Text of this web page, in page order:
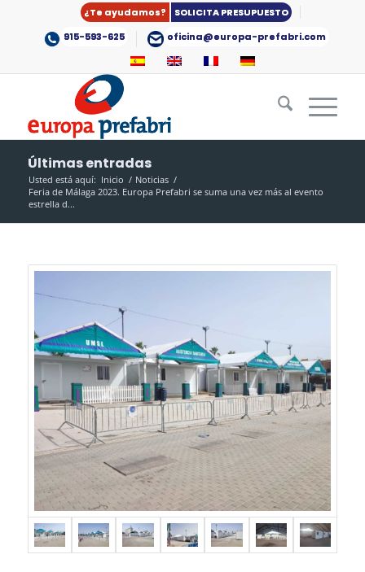
¿Te ayudamos?
SOLICITA PRESUPUESTO
915-593-625
oficina@europa-prefabri.com
Últimas entradas
Usted está aquí: Inicio / Noticias /
Feria de Málaga 2023. Europa Prefabri se suma una vez más al evento
estrella d...